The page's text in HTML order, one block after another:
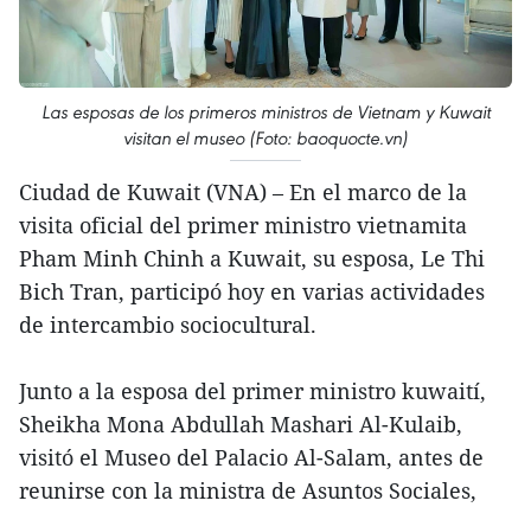
Las esposas de los primeros ministros de Vietnam y Kuwait
visitan el museo (Foto: baoquocte.vn)
Ciudad de Kuwait (VNA) – En el marco de la
visita oficial del primer ministro vietnamita
Pham Minh Chinh a Kuwait, su esposa, Le Thi
Bich Tran, participó hoy en varias actividades
de intercambio sociocultural.
Junto a la esposa del primer ministro kuwaití,
Sheikha Mona Abdullah Mashari Al-Kulaib,
visitó el Museo del Palacio Al-Salam, antes de
reunirse con la ministra de Asuntos Sociales,